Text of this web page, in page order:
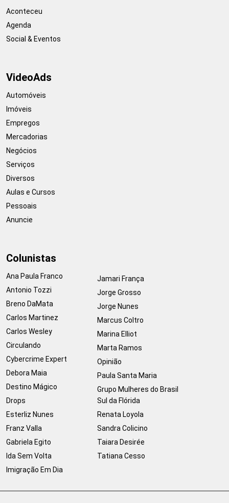
Aconteceu
Agenda
Social & Eventos
VideoAds
Automóveis
Imóveis
Empregos
Mercadorias
Negócios
Serviços
Diversos
Aulas e Cursos
Pessoais
Anuncie
Colunistas
Ana Paula Franco
Antonio Tozzi
Breno DaMata
Carlos Martinez
Carlos Wesley
Circulando
Cybercrime Expert
Debora Maia
Destino Mágico
Drops
Esterliz Nunes
Franz Valla
Gabriela Egito
Ida Sem Volta
Imigração Em Dia
Jamari França
Jorge Grosso
Jorge Nunes
Marcus Coltro
Marina Elliot
Marta Ramos
Opinião
Paula Santa Maria
Grupo Mulheres do Brasil
Sul da Flórida
Renata Loyola
Sandra Colicino
Taiara Desirée
Tatiana Cesso